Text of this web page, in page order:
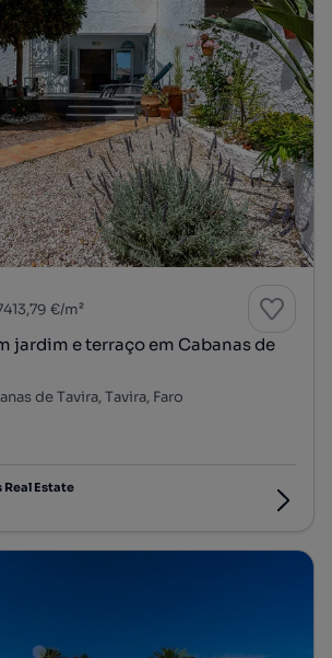
€/m²
jardim e terraço em Cabanas de
de Tavira, Tavira, Faro
Real Estate